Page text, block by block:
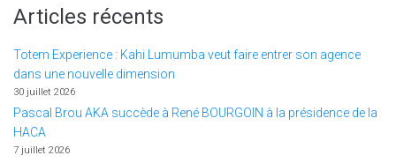
Articles récents
Totem Experience : Kahi Lumumba veut faire entrer son agence
dans une nouvelle dimension
30 juillet 2026
Pascal Brou AKA succède à René BOURGOIN à la présidence de la
HACA
7 juillet 2026